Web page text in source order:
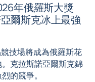
年俄羅斯大獎
爾斯克冰上最強
技場將成為俄羅斯花
克拉斯諾亞爾斯克錦
的競爭。